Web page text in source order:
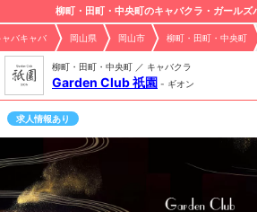
柳町・田町・中央町のキャバクラ・ガールズ
ャバキャバ 岡山県 岡山市 柳町・田町・中央町
柳町・田町・中央町 ／ キャバクラ
Garden Club 祇園 - ギオン
求人情報あり